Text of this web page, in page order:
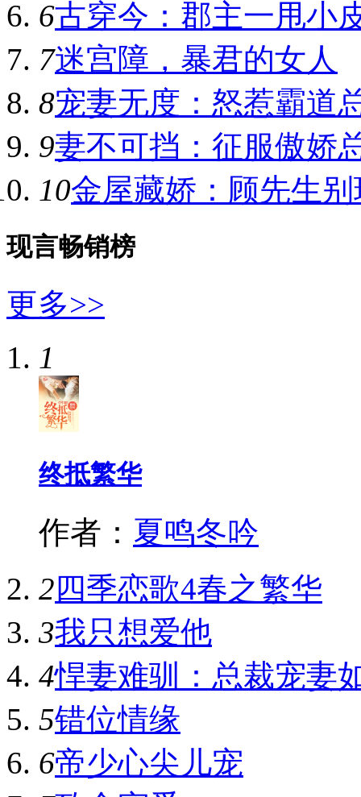
6古穿今：郡主一甩小
7迷宫障，暴君的女人
8宠妻无度：怒惹霸道
9妻不可挡：征服傲娇
10金屋藏娇：顾先生
现言畅销榜
更多>>
1
终抵繁华
作者： 夏鸣冬吟
2四季恋歌4春之繁华
3我只想爱他
4悍妻难驯：总裁宠妻
5错位情缘
6帝少心尖儿宠